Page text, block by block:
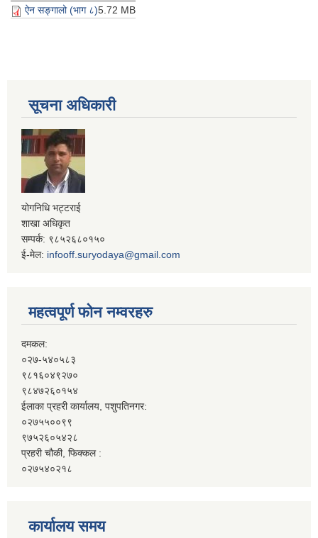
ऐन सङ्गालो (भाग ८)5.72 MB
सूचना अधिकारी
योगनिधि भट्टराई
शाखा अधिकृत
सम्पर्क: ९८५२६८०१५०
ई-मेल: infooff.suryodaya@gmail.com
महत्वपूर्ण फोन नम्वरहरु
दमकल:
०२७-५४०५८३
९८१६०४९२७०
९८४७२६०१५४
ईलाका प्रहरी कार्यालय, पशुपतिनगर:
०२७५५००९९
९७५२६०५४२८
प्रहरी चौकी, फिक्कल :
०२७५४०२१८
कार्यालय समय